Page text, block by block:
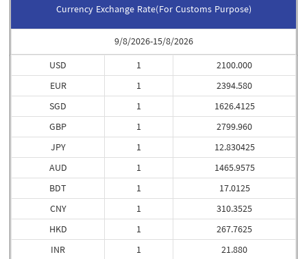
Currency Exchange Rate(For Customs Purpose)
9/8/2026-15/8/2026
USD
EUR
SGD
GBP
JPY
AUD
BDT
CNY
HKD
INR
1
1
1
1
1
1
1
1
1
1
2100.000
2394.580
1626.4125
2799.960
12.830425
1465.9575
17.0125
310.3525
267.7625
21.880